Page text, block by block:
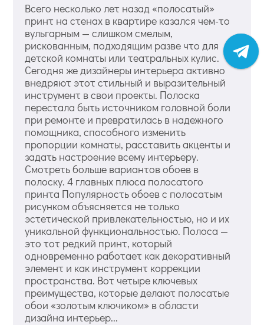
Всего несколько лет назад «полосатый»
принт на стенах в квартире казался чем-то
вульгарным — слишком смелым,
рискованным, подходящим разве что для
детской комнаты или театральных кулис.
Сегодня же дизайнеры интерьера активно
внедряют этот стильный и выразительный
инструмент в свои проекты. Полоска
перестала быть источником головной боли
при ремонте и превратилась в надежного
помощника, способного изменить
пропорции комнаты, расставить акценты и
задать настроение всему интерьеру.
Смотреть больше вариантов обоев в
полоску. 4 главных плюса полосатого
принта Популярность обоев с полосатым
рисунком объясняется не только
эстетической привлекательностью, но и их
уникальной функциональностью. Полоса —
это тот редкий принт, который
одновременно работает как декоративный
элемент и как инструмент коррекции
пространства. Вот четыре ключевых
преимущества, которые делают полосатые
обои «золотым ключиком» в области
дизайна интерьер...